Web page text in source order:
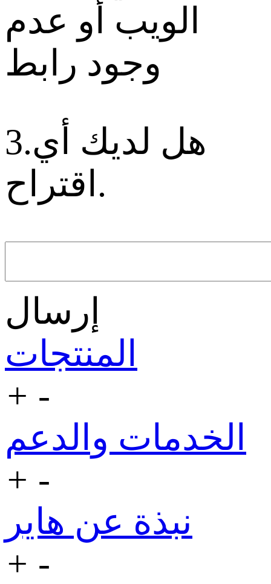
الويب أو عدم
وجود رابط
3.هل لديك أي
اقتراح.
إرسال
المنتجات
+ -
الخدمات والدعم
+ -
نبذة عن هاير
+ -